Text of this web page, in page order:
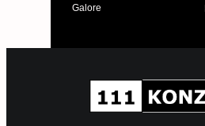
Galore